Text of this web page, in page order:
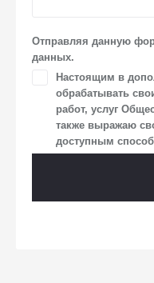
использование,
персональных
средств
3. Целью обработки
Общества с
4. Я даю согласие на
размещен на сайте в
5. Данное Согласие
Отправляя данную
данных.
Настоящим в
обрабатывать
работ, услуг
также выражаю
доступным